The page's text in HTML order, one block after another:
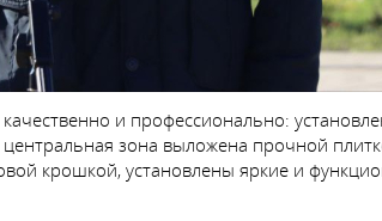
и профессионально:
зона выложена прочной
крошкой, установлены яркие и